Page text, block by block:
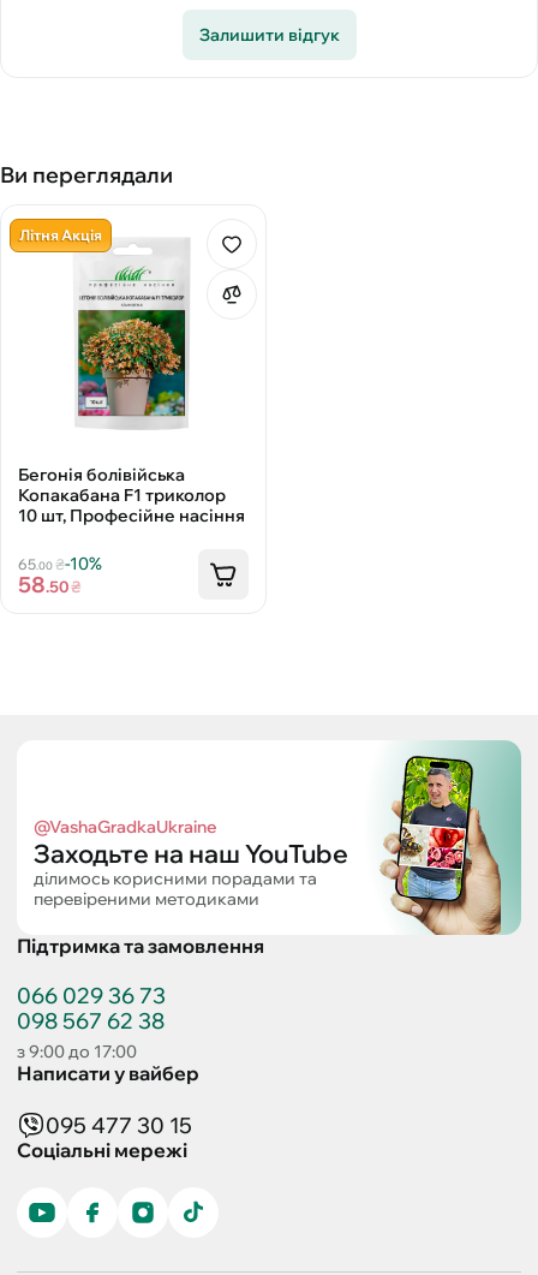
Залишити відгук
Ви переглядали
Літня Акція
Бегонія болівійська
Копакабана F1 триколор
10 шт, Професійне насіння
65.00₴-10%
58.50₴
@VashaGradkaUkraine
Заходьте на наш YouTube
ділимось корисними порадами та
перевіреними методиками
Підтримка та замовлення
066 029 36 73
098 567 62 38
з 9:00 до 17:00
Написати у вайбер
095 477 30 15
Соціальні мережі